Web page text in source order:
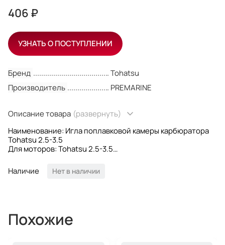
Бренд
Tohatsu
Производитель
PREMARINE
Описание товара (развернуть)
Наименование: Игла поплавковой камеры карбюратора
Tohatsu 2.5-3.5
Для моторов: Tohatsu 2.5-3.5
Производитель: PREMARINE
Наличие Нет в наличии
406 ₽
УЗНАТЬ О ПОСТУПЛЕНИИ
Похожие